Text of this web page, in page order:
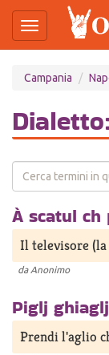
Toggle
navigation
Campania
À scatul ch
Il televisore (la
da Anonimo
Piglj
Prendi l'aglio